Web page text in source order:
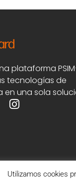
plataforma
tecnologías de
en una sola
Utilizamos cookies